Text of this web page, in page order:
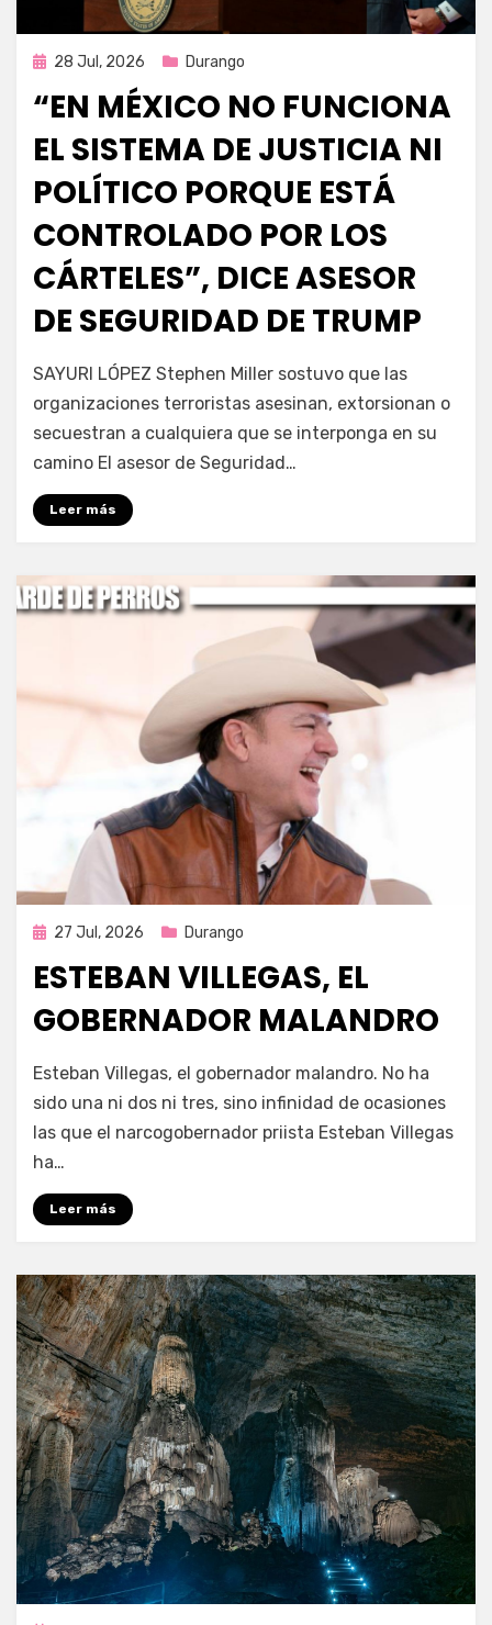
Publicada
28 Jul, 2026 Durango
“EN MÉXICO NO FUNCIONA
EL SISTEMA DE JUSTICIA NI
POLÍTICO PORQUE ESTÁ
CONTROLADO POR LOS
CÁRTELES”, DICE ASESOR
DE SEGURIDAD DE TRUMP
porFernando Miranda Servín
SAYURI LÓPEZ Stephen Miller sostuvo que las
organizaciones terroristas asesinan, extorsionan o
secuestran a cualquiera que se interponga en su
camino El asesor de Seguridad…
Leer más
Publicada
27 Jul, 2026 Durango
ESTEBAN VILLEGAS, EL
GOBERNADOR MALANDRO
por Fernando Miranda Servín
Esteban Villegas, el gobernador malandro. No ha
sido una ni dos ni tres, sino infinidad de ocasiones
las que el narcogobernador priista Esteban Villegas
ha…
Leer más